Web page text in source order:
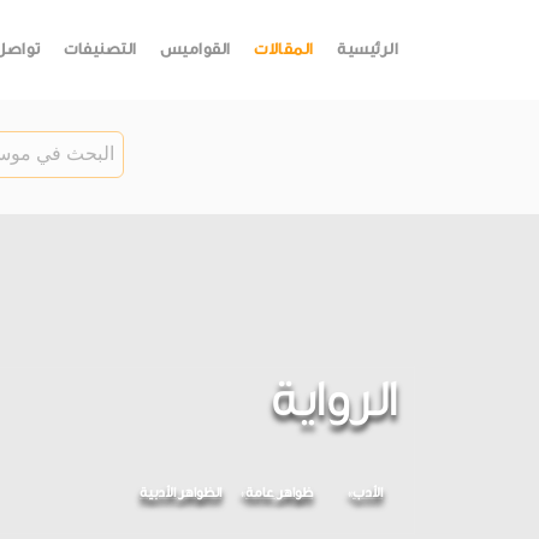
الرئيسية المقالات القواميس التصنيفات
الرواية
الأدب ظواهر عامة الظواهر الأدبية